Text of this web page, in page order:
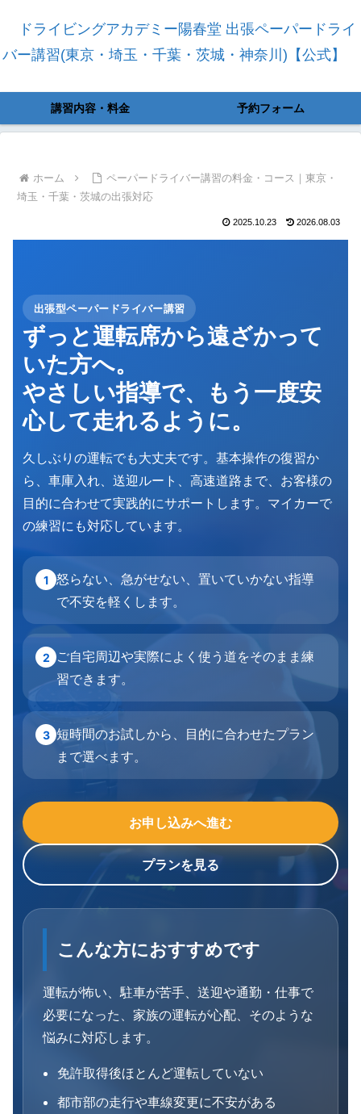
ドライビングアカデミー陽春堂 出張ペーパードライ
バー講習(東京・埼玉・千葉・茨城・神奈川)【公式】
講習内容・料金 予約フォーム
ホーム
ペーパードライバー講習の料金・コース｜東京・
埼玉・千葉・茨城の出張対応
2025.10.23 2026.08.03
出張型ペーパードライバー講習
ずっと運転席から遠ざかって
いた方へ。
やさしい指導で、もう一度安
心して走れるように。
久しぶりの運転でも大丈夫です。基本操作の復習か
ら、車庫入れ、送迎ルート、高速道路まで、お客様の
目的に合わせて実践的にサポートします。マイカーで
の練習にも対応しています。
1 怒らない、急がせない、置いていかない指導
で不安を軽くします。
2
ご自宅周辺や実際によく使う道をそのまま練
習できます。
3 短時間のお試しから、目的に合わせたプラン
まで選べます。
お申し込みへ進む
プランを見る
こんな方におすすめです
運転が怖い、駐車が苦手、送迎や通勤・仕事で
必要になった、家族の運転が心配、そのような
悩みに対応します。
免許取得後ほとんど運転していない
都市部の走行や車線変更に不安がある